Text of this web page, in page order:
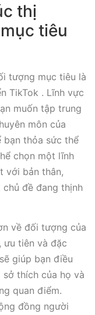
thị
tiêu
tượng mục tiêu là
TikTok . Lĩnh vực
muốn tập trung
môn của
bạn thỏa sức thể
chọn một lĩnh
với bản thân,
chủ đề đang thịnh
về đối tượng của
ưu tiên và đặc
giúp bạn điều
thích của họ và
quan điểm.
đồng người